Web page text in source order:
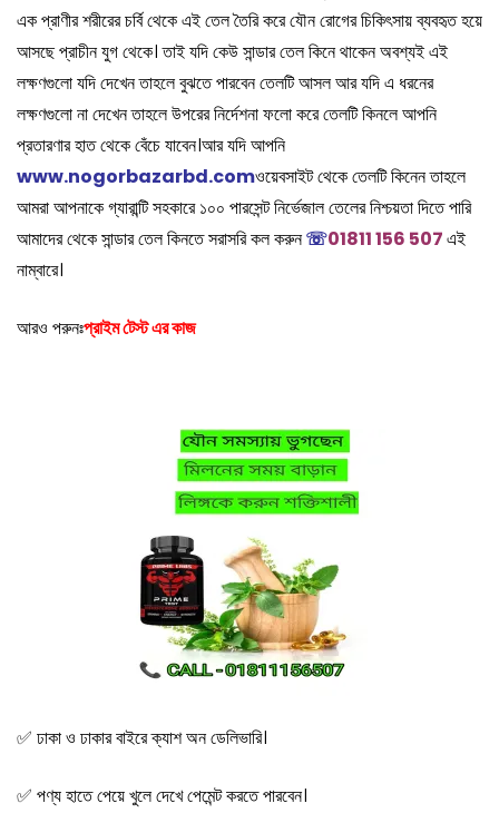
এক প্রাণীর শরীরের চর্বি থেকে এই তেল তৈরি করে যৌন রোগের চিকিৎসায় ব্যবহৃত হয়ে
আসছে প্রাচীন যুগ থেকে। তাই যদি কেউ সান্ডার তেল কিনে থাকেন অবশ্যই এই
লক্ষণগুলো যদি দেখেন তাহলে বুঝতে পারবেন তেলটি আসল আর যদি এ ধরনের
লক্ষণগুলো না দেখেন তাহলে উপরের নির্দেশনা ফলো করে তেলটি কিনলে আপনি
প্রতারণার হাত থেকে বেঁচে যাবেন।আর যদি আপনি
www.nogorbazarbd.comওয়েবসাইট থেকে তেলটি কিনেন তাহলে
আমরা আপনাকে গ্যারান্টি সহকারে ১০০ পারসেন্ট নির্ভেজাল তেলের নিশ্চয়তা দিতে পারি
আমাদের থেকে সান্ডার তেল কিনতে সরাসরি কল করুন☏01811 156 507এই
নাম্বারে।
আরও পরুনঃপ্রাইম টেস্ট এর কাজ
✅ ঢাকা ও ঢাকার বাইরে ক্যাশ অন ডেলিভারি।
✅ পণ্য হাতে পেয়ে খুলে দেখে পেমেন্ট করতে পারবেন।